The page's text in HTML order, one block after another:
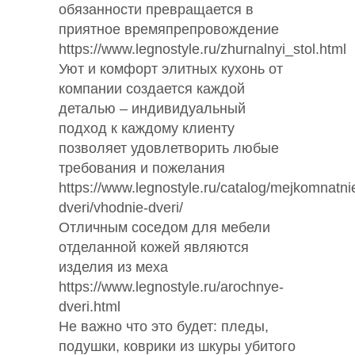
обязанности превращается в
приятное времяпрепровождение
https://www.legnostyle.ru/zhurnalnyi_stol.html
Уют и комфорт элитных кухонь от
компании создается каждой
деталью – индивидуальный
подход к каждому клиенту
позволяет удовлетворить любые
требования и пожелания
https://www.legnostyle.ru/catalog/
dveri/vhodnie-dveri/
Отличным соседом для мебели
отделанной кожей являются
изделия из меха
https://www.legnostyle.ru/arochnye-
dveri.html
Не важно что это будет: пледы,
подушки, коврики из шкуры убитого